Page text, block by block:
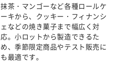
抹茶・マンゴーなど各種ロールケ
ーキから、クッキー・フィナンシ
ェなどの焼き菓子まで幅広く対
応。小ロットから製造できるた
め、季節限定商品やテスト販売に
も最適です。